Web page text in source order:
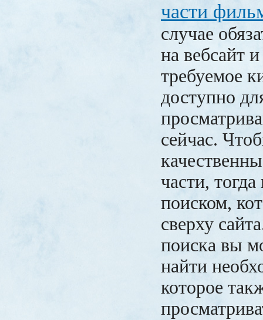
части
случае
на вебсайт
требуемое
доступно
сейчас.
части,
поиском,
сверху
поиска вы
найти
которое